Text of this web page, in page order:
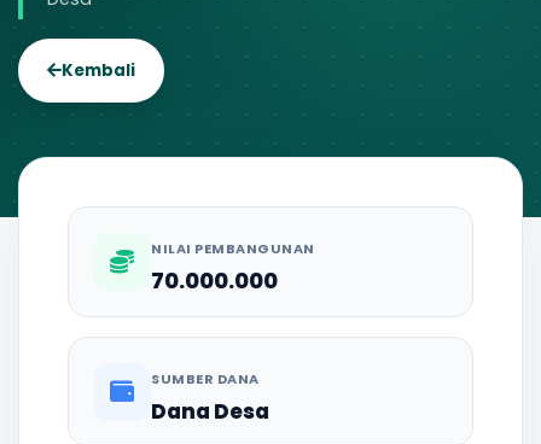
Kembali
NILAI PEMBANGUNAN
70.000.000
SUMBER DANA
Dana Desa